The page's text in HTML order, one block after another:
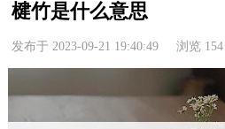
农业
健康
历史
楗竹是什么意思
发布于 2023-09-21 19:40:49 浏览 154